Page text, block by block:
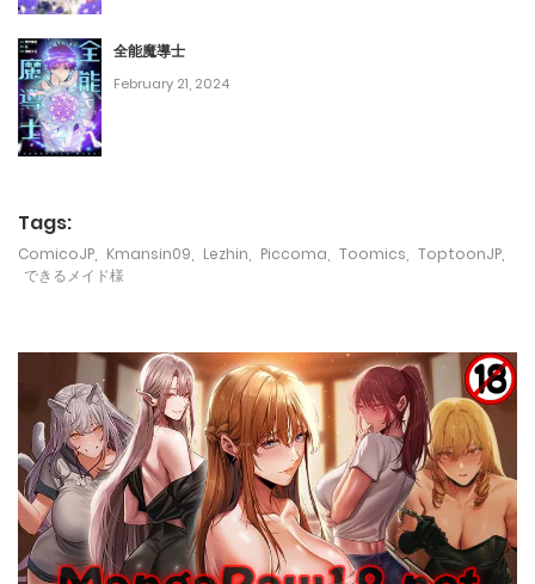
第42話
September 20, 2023
第41話
September 13, 2023
September 6, 2023
August 30, 2023
第38話
August 30, 2023
第37話
August 16, 2023
全能魔導士
February 21, 2024
Tags:
ComicoJP Kmansin09 Lezhin Piccoma Toomics ToptoonJP
できるメイド様